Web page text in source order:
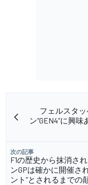
フェルスタ
ン”GEN4”に興
次の記事
F1の歴史から抹消さ
ンGPは確かに開催さ
ント”とされるまでの